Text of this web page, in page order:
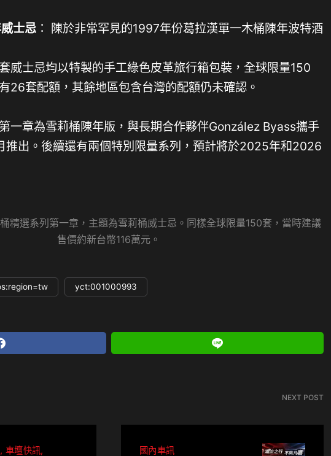
士忌 ： 陳於非常罕見的1997年份葛拉漢單一木桶陳年波特酒
威士忌均以特製的手工綠色皮革旅行箱包裝，全球限量150
26套配額，其餘地區包含台灣的配額仍未確認。
一章為雪莉桶陳年版，與長期合作夥伴González Byass攜手
推出。後續還有兩個特別限量系列，預計將於2025年和2026
精選系列第一章，主題為雪莉桶威士忌。同樣全球限量150套，當時建議
售價約新台幣116萬元。
yct:001000993
車壇快訊
NEXT POST
國內車訊